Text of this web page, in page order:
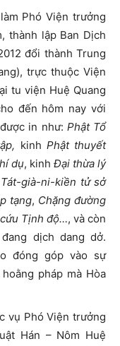
Phó Viện trưởng
thành lập Ban Dịch
đổi thành Trung
trực thuộc Viện
tu viện Huệ Quang
đến hôm nay với
in như: Phật Tổ
kinh Phật thuyết
dụ, kinh Đại thừa lý
già-ni-kiền tử sở
tạng, Chặng đường
Tịnh độ…, và còn
dịch dang dở.
đóng góp vào sự
pháp mà Hòa
vụ Phó Viện trưởng
Hán – Nôm Huệ